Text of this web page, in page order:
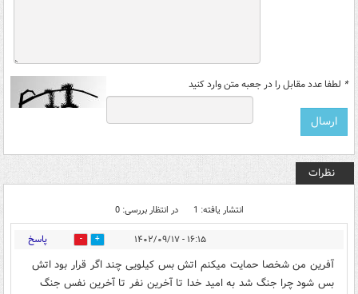
* لطفا عدد مقابل را در جعبه متن وارد کنید
نظرات
انتشار یافته: 1 در انتظار بررسی: 0
۱۶:۱۵ - ۱۴۰۲/۰۹/۱۷ 1 پاسخ
آفرین من شخصا حمایت میکنم اتش بس کیلویی چند اگر قرار بود اتش
بس شود چرا جنگ شد به امید خدا تا آخرین نفر تا آخرین نفس جنگ